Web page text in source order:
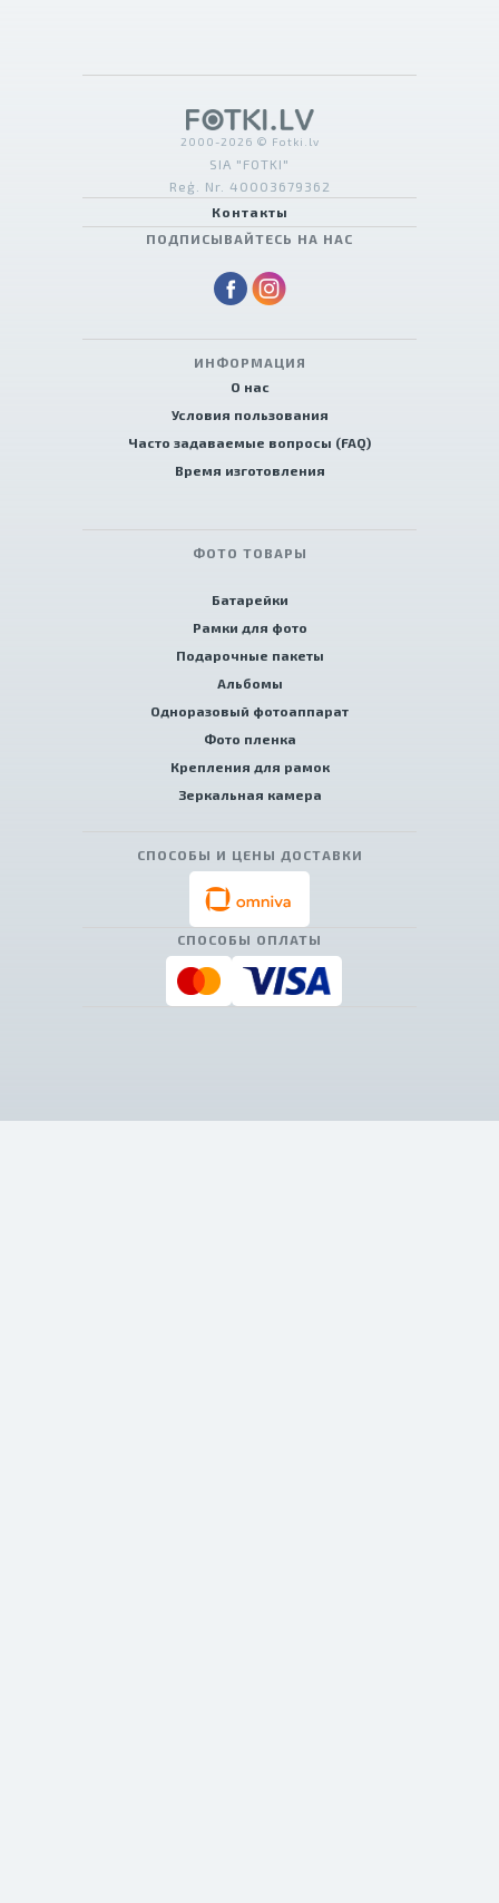
2000-2026 © Fotki.lv
SIA "FOTKI"
Reģ. Nr. 40003679362
Контакты
ПОДПИСЫВАЙТЕСЬ НА НАС
ИНФОРМАЦИЯ
О нас
Условия пользования
Часто задаваемые вопросы (FAQ)
Время изготовления
ФОТО ТОВАРЫ
Батарейки
Рамки для фото
Подарочные пакеты
Альбомы
Одноразовый фотоаппарат
Фото пленка
Крепления для рамок
Зеркальная камера
СПОСОБЫ И ЦЕНЫ ДОСТАВКИ
СПОСОБЫ ОПЛАТЫ